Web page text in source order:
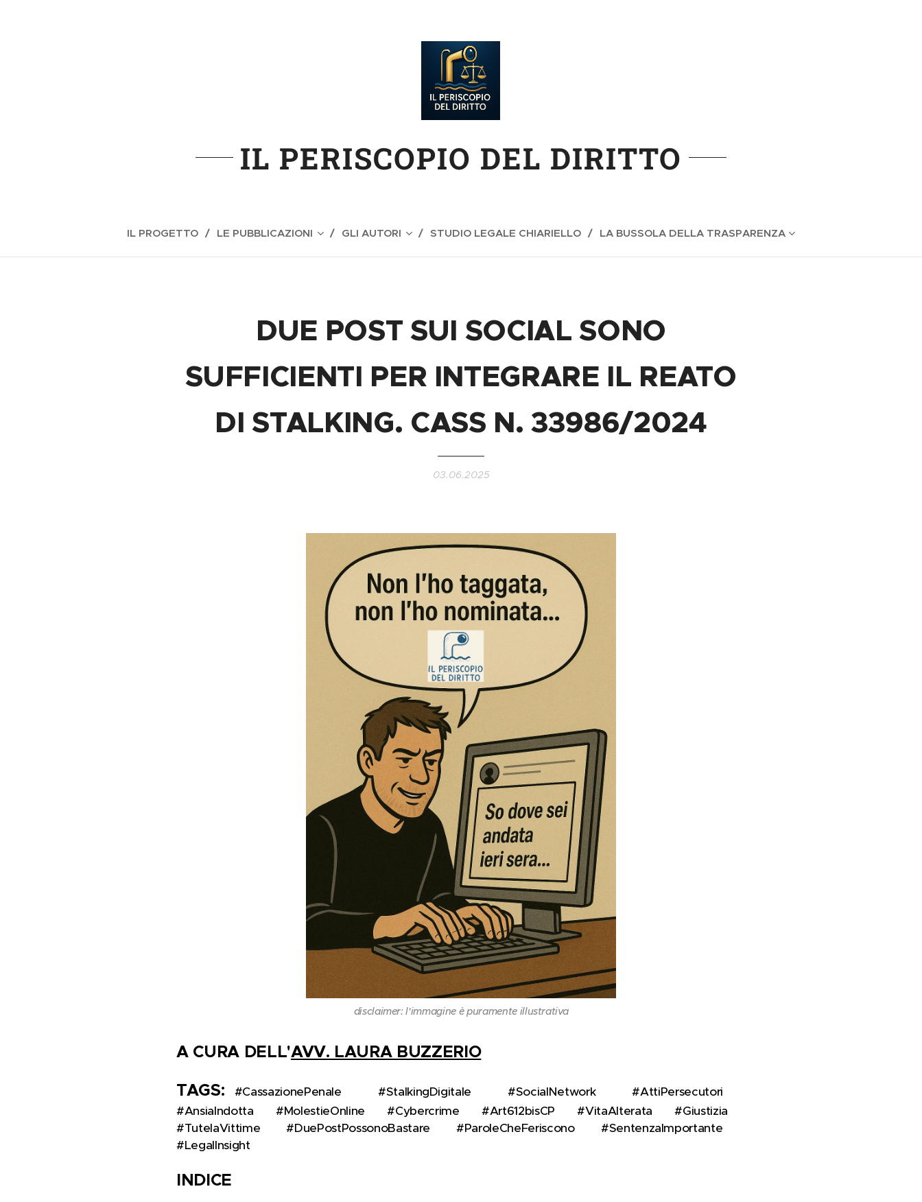
IL PERISCOPIO DEL DIRITTO
IL PROGETTO LE PUBBLICAZIONI GLI AUTORI STUDIO LEGALE CHIARIELLO LA BUSSOLA DELLA TRASPARENZA
DUE POST SUI SOCIAL SONO
SUFFICIENTI PER INTEGRARE IL REATO
DI STALKING. CASS N. 33986/2024
03.06.2025
disclaimer: l'immagine è puramente illustrativa
A CURA DELL'AVV. LAURA BUZZERIO
TAGS:
#CassazionePenale ⚖️ #StalkingDigitale 📲 #SocialNetwork 🌐 #AttiPersecutori 🚨
#AnsiaIndotta 🧠 #MolestieOnline 🚫 #Cybercrime 💻 #Art612bisCP 🧾 #VitaAlterata 📉 #Giustizia 📢
#TutelaVittime 🕵️‍♀️ #DuePostPossonoBastare 💬 #ParoleCheFeriscono 🗣️ #SentenzaImportante 🧷
#LegalInsight 🔍
INDICE